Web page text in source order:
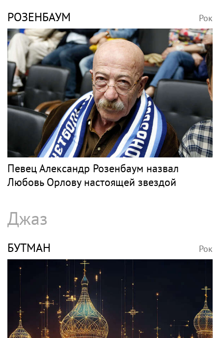
РОЗЕНБАУМ Рок
Певец Александр Розенбаум назвал
Любовь Орлову настоящей звездой
Джаз
БУТМАН Рок